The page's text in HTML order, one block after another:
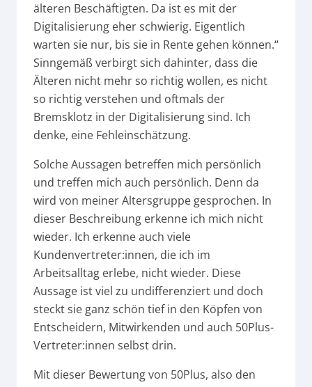
älteren Beschäftigten. Da ist es mit der
Digitalisierung eher schwierig. Eigentlich
warten sie nur, bis sie in Rente gehen können.“
Sinngemäß verbirgt sich dahinter, dass die
Älteren nicht mehr so richtig wollen, es nicht
so richtig verstehen und oftmals der
Bremsklotz in der Digitalisierung sind. Ich
denke, eine Fehleinschätzung.
Solche Aussagen betreffen mich persönlich
und treffen mich auch persönlich. Denn da
wird von meiner Altersgruppe gesprochen. In
dieser Beschreibung erkenne ich mich nicht
wieder. Ich erkenne auch viele
Kundenvertreter:innen, die ich im
Arbeitsalltag erlebe, nicht wieder. Diese
Aussage ist viel zu undifferenziert und doch
steckt sie ganz schön tief in den Köpfen von
Entscheidern, Mitwirkenden und auch 50Plus-
Vertreter:innen selbst drin.
Mit dieser Bewertung von 50Plus, also den